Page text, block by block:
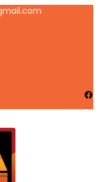
Facebook